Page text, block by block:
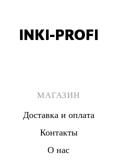
INKI-PROFI
МАГАЗИН
Доставка и оплата
Контакты
О нас